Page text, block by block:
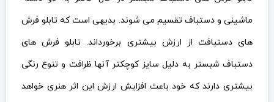
ماشینی و دستباف تقسیم می شوند. بدیهی است که تابلو فرش
های دستبافت از ارزش بیشتری برخورداند. تابلو فرش های
دستباف شبستر به دلیل سایز کوچکتر آنها ظرافت و تنوع رنگی
بیشتری دارند که خود باعث افزایش ارزش این اثر هنری خواهد